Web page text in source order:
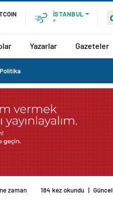
İSTANBUL
°
Yazarlar Gazeteler
Politika
zaman
184 kez okundu |